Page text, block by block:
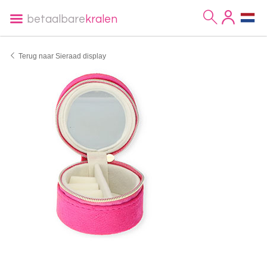
betaalbare kralen
Terug naar Sieraad display